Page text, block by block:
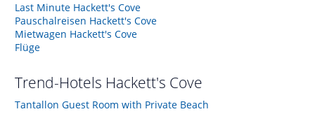
Last Minute Hackett's Cove
Pauschalreisen Hackett's Cove
Mietwagen Hackett's Cove
Flüge
Trend-Hotels Hackett's Cove
Tantallon Guest Room with Private Beach